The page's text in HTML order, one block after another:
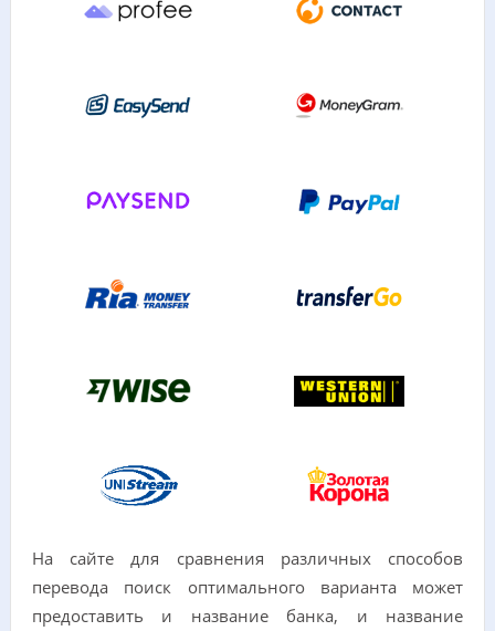
На сайте для сравнения различных способов
перевода поиск оптимального варианта может
предоставить и название банка, и название